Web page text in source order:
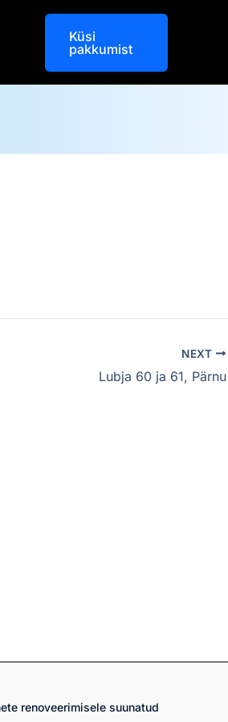
Küsi
pakkumist
NEXT
Lubja 60 ja 61, Pärnu
renoveerimisele suunatud